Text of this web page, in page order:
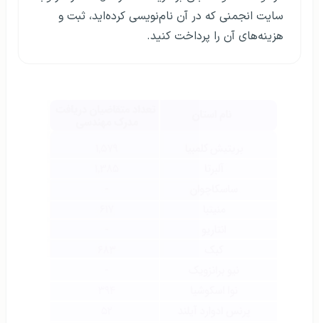
سایت انجمنی که در آن نام‌نویسی کرده‌اید، ثبت و
هزینه‌های آن را پرداخت کنید.